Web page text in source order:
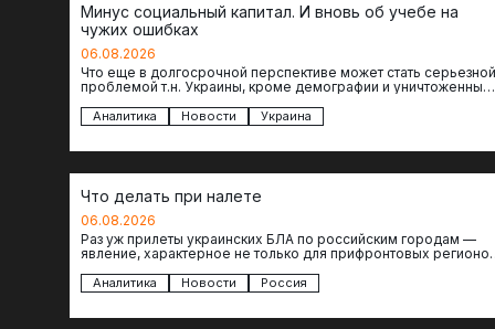
Минус социальный капитал. И вновь об учебе на
чужих ошибках
06.08.2026
Что еще в долгосрочной перспективе может стать серьезной
проблемой т.н. Украины, кроме демографии и уничтоженных
Аналитика Новости Украина
Что делать при налете
06.08.2026
Раз уж прилеты украинских БЛА по российским городам —
явление, характерное не только для прифронтовых
Аналитика Новости Россия